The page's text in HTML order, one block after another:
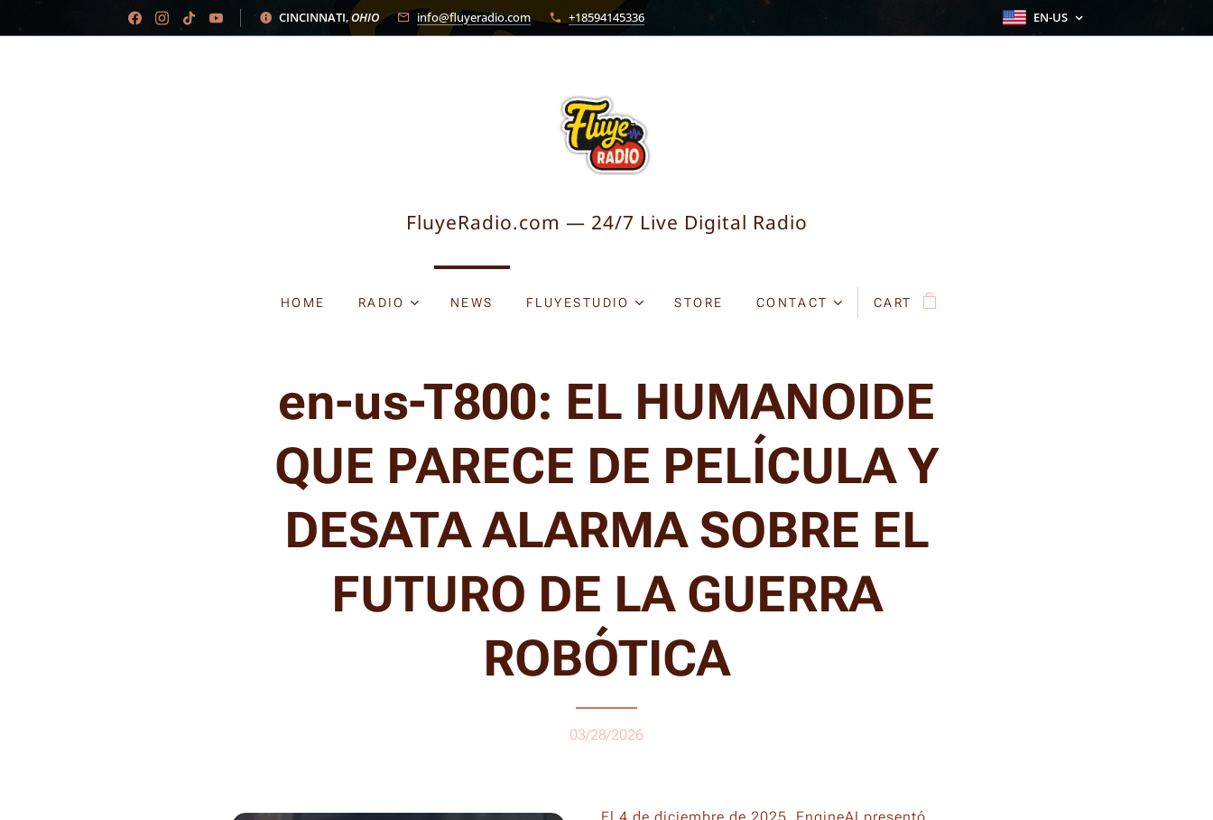
CINCINNATI,OHIO info@fluyeradio.com +18594145336 EN-US
FluyeRadio.com — 24/7 Live Digital Radio
HOME RADIO NEWS FLUYESTUDIO STORE CONTACT CART
en-us-T800: EL HUMANOIDE
QUE PARECE DE PELÍCULA Y
DESATA ALARMA SOBRE EL
FUTURO DE LA GUERRA
ROBÓTICA
03/28/2026